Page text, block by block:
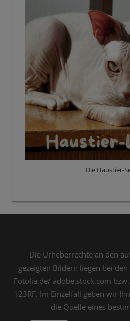
Die Haustier-
Die Urheberrechte an den
gezeigten Bildern liegen bei
Fotolia.de/ adobe.stock.com
123RF. Im Einzelfall geben wir
die Quelle eines